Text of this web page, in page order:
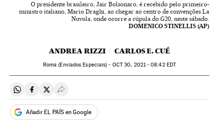
O presidente brasileiro, Jair Bolsonaro, é recebido pelo primeiro-
ministro italiano, Mario Draghi, ao chegar ao centro de convenções La
Nuvola, onde ocorre a cúpula do G20, neste sábado.
DOMENICO STINELLIS (AP)
ANDREA RIZZI CARLOS E. CUÉ
Roma (Enviados Especiais) - OCT30, 2021 - 08:42EDT
Compartir en Whatsapp
Compartir en Facebook
Compartir en Twitter
Desplegar Redes Sociales
Añadir EL PAÍS en Google